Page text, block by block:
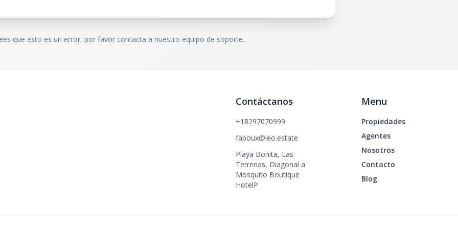
que esto es un error, por favor contacta a nuestro equipo de soporte.
Contáctanos
+18297070999
faboux@leo.estate
Playa Bonita, Las
Terrenas, Diagonal a
Mosquito Boutique
HotelP
Menu
Propiedades
Agentes
Nosotros
Contacto
Blog